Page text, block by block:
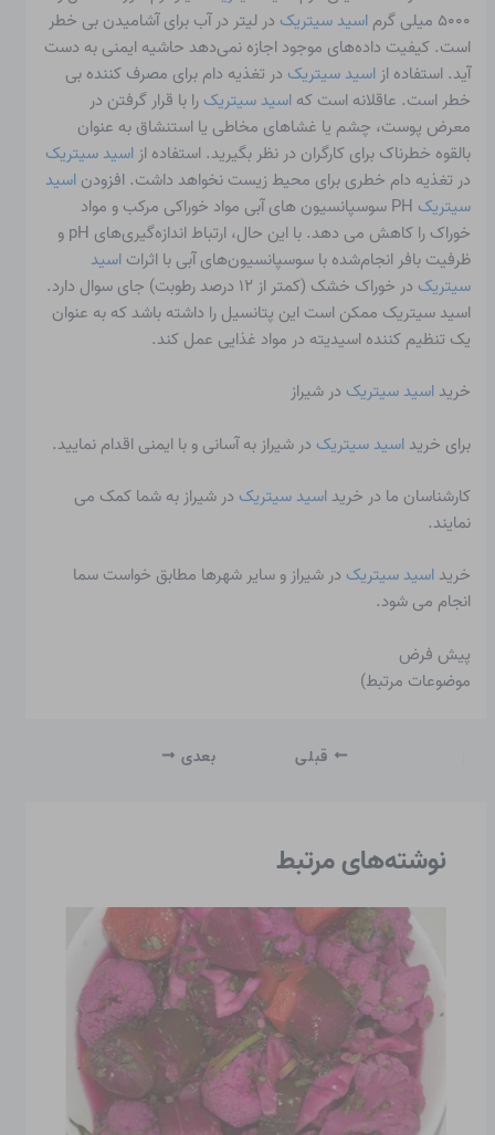
۵۰۰۰ میلی گرم
اسید سیتریک در لیتر در آب برای آشامیدن بی خطر
است. کیفیت داده‌های موجود اجازه نمی‌دهد حاشیه ایمنی به دست
آید. استفاده از اسید سیتریک در تغذیه دام برای مصرف کننده بی
خطر است. عاقلانه است که اسید سیتریک را با قرار گرفتن در
معرض پوست، چشم یا غشاهای مخاطی یا استنشاق به عنوان
بالقوه خطرناک برای کارگران در نظر بگیرید. استفاده از اسید سیتریک
در تغذیه دام خطری برای محیط زیست نخواهد داشت. افزودن اسید
سیتریک
PH سوسپانسیون های آبی مواد خوراکی مرکب و مواد
خوراک را کاهش می دهد. با این حال، ارتباط اندازه‌گیری‌های pH و
ظرفیت بافر انجام‌شده با سوسپانسیون‌های آبی با اثرات اسید
سیتریک
در خوراک خشک (کمتر از ۱۲ درصد رطوبت) جای سوال دارد.
اسید سیتریک ممکن است این پتانسیل را داشته باشد که به عنوان
یک تنظیم کننده اسیدیته در مواد غذایی عمل کند.
خرید اسید سیتریک در شیراز
برای خرید اسید سیتریک در شیراز به آسانی و با ایمنی اقدام نمایید.
کارشناسان ما در خرید اسید سیتریک در شیراز به شما کمک می
نمایند.
خرید اسید سیتریک در شیراز و سایر شهرها مطابق خواست سما
انجام می شود.
پیش فرض
موضوعات مرتبط)
قبلی بعدی
نوشته‌های مرتبط